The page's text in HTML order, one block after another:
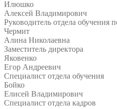
Илюшко
Алексей Владимирович
Руководитель отдела обучения
Чермит
Алина Николаевна
Заместитель директора
Яковенко
Егор Андреевич
Специалист отдела обучения
Бойко
Елисей Владимирович
Специалист отдела кадров